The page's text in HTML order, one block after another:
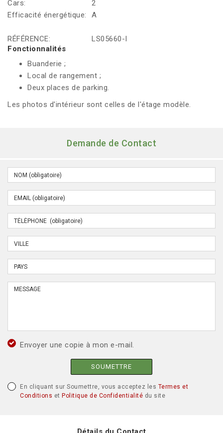
Cars:
2
Efficacité énergétique:
A
RÉFÉRENCE:
LS05660-I
Fonctionnalités
Buanderie ;
Local de rangement ;
Deux places de parking.
Les photos d'intérieur sont celles de l'étage modèle.
Demande de Contact
Envoyer une copie à mon e-mail.
SOUMETTRE
En cliquant sur Soumettre, vous acceptez les Termes et
Conditions et Politique de Confidentialité du site